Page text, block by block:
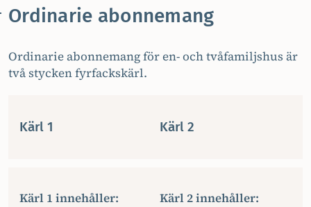
Ordinarie abonnemang
Ordinarie abonnemang för en- och tvåfamiljshus är
två stycken fyrfackskärl.
Kärl 1 Kärl 2
Kärl 1 innehåller:
Kärl 2 innehåller: